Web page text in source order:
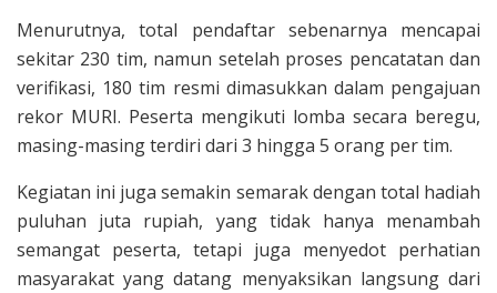
Menurutnya, total pendaftar sebenarnya mencapai
sekitar 230 tim, namun setelah proses pencatatan dan
verifikasi, 180 tim resmi dimasukkan dalam pengajuan
rekor MURI. Peserta mengikuti lomba secara beregu,
masing-masing terdiri dari 3 hingga 5 orang per tim.
Kegiatan ini juga semakin semarak dengan total hadiah
puluhan juta rupiah, yang tidak hanya menambah
semangat peserta, tetapi juga menyedot perhatian
masyarakat yang datang menyaksikan langsung dari